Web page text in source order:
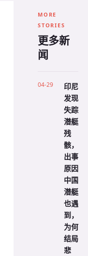
MORE
STORIES
更多新
闻
04-29
印尼
发现
失踪
潜艇
残
骸，
出事
原因
中国
潜艇
也遇
到，
为何
结局
悲